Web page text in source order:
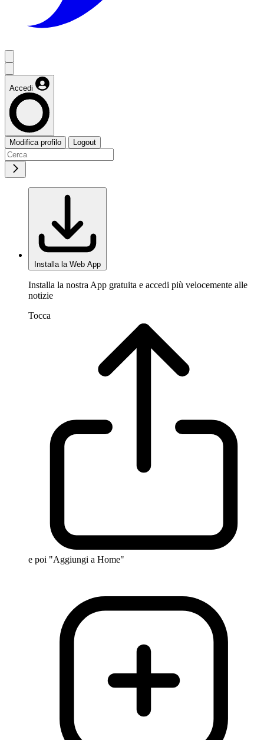
Accedi
Modifica profilo Logout
Installa la Web App
Installa la nostra App gratuita e accedi più velocemente alle
notizie
Tocca
e poi "Aggiungi a Home"